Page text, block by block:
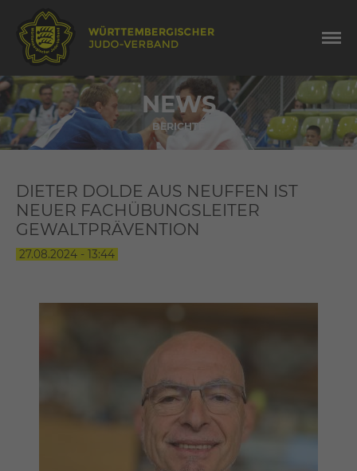
NEWS
BERICHTE
DIETER DOLDE AUS NEUFFEN IST
NEUER FACHÜBUNGSLEITER
GEWALTPRÄVENTION
27.08.2024 - 13:44